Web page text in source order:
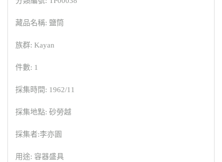
藏品名稱: 鹽筒
族群: Kayan
件數: 1
採集時間: 1962/11
採集地點: 砂勞越
採集者:李亦園
用途: 容器盛具